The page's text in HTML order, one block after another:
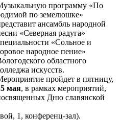
программу «По
по земелюшке»
ансамбль народной
«Северная радуга»
«Сольное и
народное пение»
областного
искусств.
пройдет в пятницу,
мая, в рамках мероприятий,
Дню славянской
1, конференц-зал).